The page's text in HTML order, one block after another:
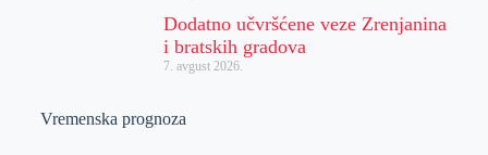
Dodatno učvršćene veze Zrenjanina
i bratskih gradova
7. avgust 2026.
Vremenska prognoza